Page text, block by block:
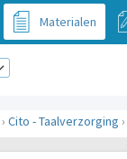
Materialen
› Cito - Taalverzorging ›